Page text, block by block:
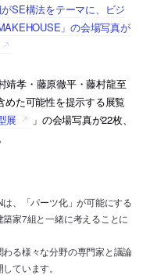
SE構法をテーマに、ビジ
」の会場写真が
靖孝・藤原徹平・藤村龍至
た可能性を提示する展覧
展
」の会場写真が22枚、
、「パーツ化」が可能にする
家7組と一緒に考えることに
る様々な分野の専門家と議論
ています。